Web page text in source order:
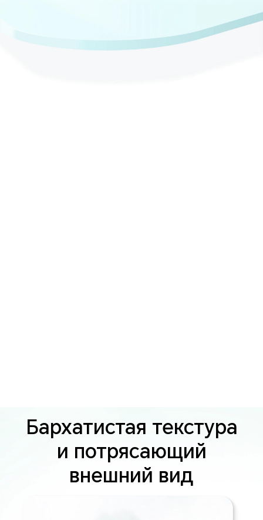
Бархатистая текстура
и потрясающий
внешний вид